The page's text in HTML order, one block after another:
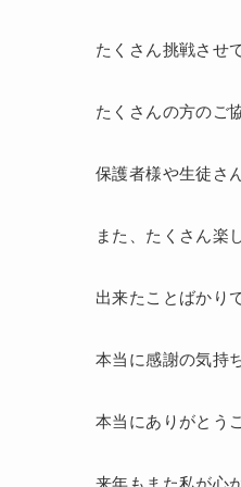
たくさん挑戦させ
たくさんの方のご
保護者様や生徒さ
また、たくさん楽
出来たことばかり
本当に感謝の気持
本当にありがとう
来年もまた私が心